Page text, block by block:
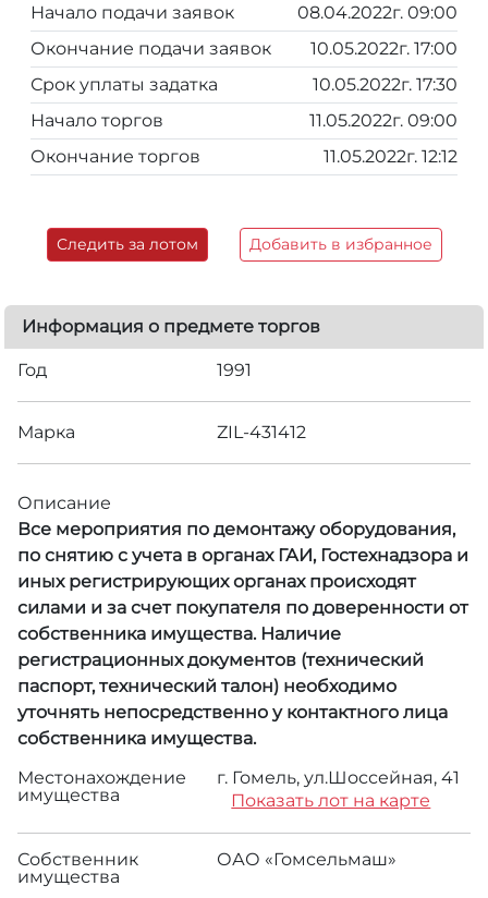
Начало подачи заявок
08.04.2022г. 09:00
Окончание подачи заявок
10.05.2022г. 17:00
Срок уплаты задатка
10.05.2022г. 17:30
Начало торгов
11.05.2022г. 09:00
Окончание торгов
11.05.2022г. 12:12
Следить за лотом Добавить в избранное
Информация о предмете торгов
Год 1991
Марка ZIL-431412
Описание
Все мероприятия по демонтажу оборудования,
по снятию с учета в органах ГАИ, Гостехнадзора и
иных регистрирующих органах происходят
силами и за счет покупателя по доверенности от
собственника имущества. Наличие
регистрационных документов (технический
паспорт, технический талон) необходимо
уточнять непосредственно у контактного лица
собственника имущества.
Местонахождение
имущества
г. Гомель, ул.Шоссейная, 41
Показать лот на карте
Собственник
имущества
ОАО «Гомсельмаш»